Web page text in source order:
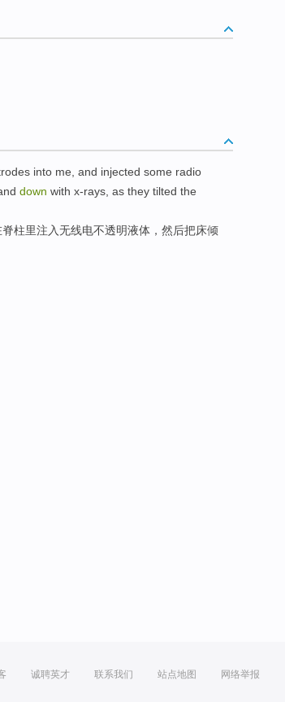
into me , and injected some radio
down with x-rays , as they tilted the
脊柱里注入无线电不透明液体 ， 然后把床倾
诚聘英才 联系我们 站点地图 网络举报